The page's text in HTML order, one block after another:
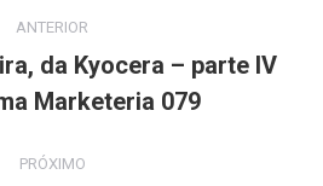
ANTERIOR
Post
anterior:
da Kyocera – parte IV
Marketeria 079
PRÓXIMO